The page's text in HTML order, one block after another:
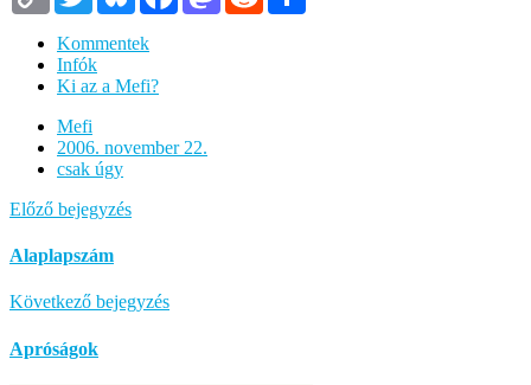
Kommentek
Infók
Ki az a Mefi?
Mefi
2006. november 22.
csak úgy
Előző bejegyzés
Alaplapszám
Következő bejegyzés
Apróságok